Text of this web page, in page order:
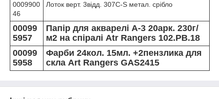
0009900
46
Лоток верт. 3відд. 307С-S метал. срібло
00099
5957
Папір для акварелі А-3 20арк. 230г/
м2 на спіралі Atr Rangers 102.PB.18
00099
5958
Фарби 24кол. 15мл. +2пензлика для
скла Art Rangers GAS2415